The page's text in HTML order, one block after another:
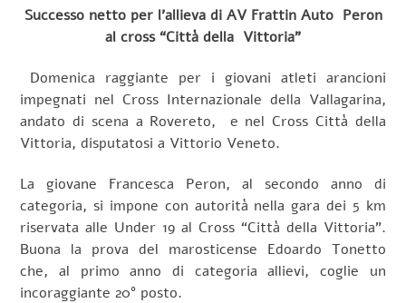
Successo netto per l’allieva di AV Frattin Auto Peron
al cross “Città della Vittoria”
Domenica raggiante per i giovani atleti arancioni
impegnati nel Cross Internazionale della Vallagarina,
andato di scena a Rovereto, e nel Cross Città della
Vittoria, disputatosi a Vittorio Veneto.
La giovane Francesca Peron, al secondo anno di
categoria, si impone con autorità nella gara dei 5 km
riservata alle Under 19 al Cross “Città della Vittoria”.
Buona la prova del marosticense Edoardo Tonetto
che, al primo anno di categoria allievi, coglie un
incoraggiante 20° posto.